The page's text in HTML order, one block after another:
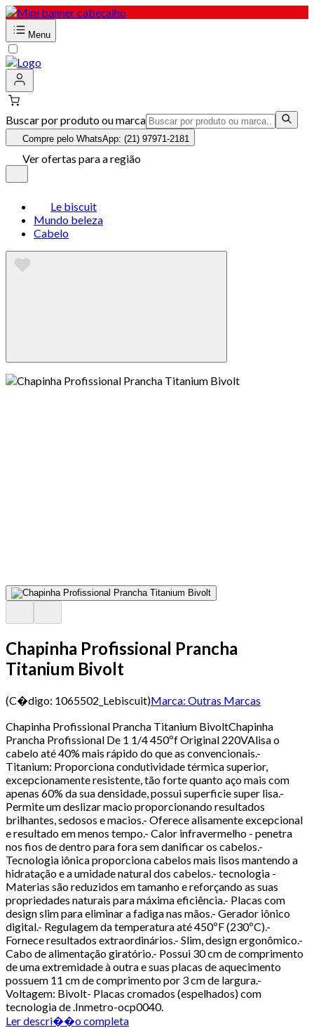
Menu
Buscar por produto ou marca
Compre pelo WhatsApp: (21) 97971-2181
Ver ofertas para a região
Le biscuit
Mundo beleza
Cabelo
Chapinha Profissional Prancha
Titanium Bivolt
(C�digo: 1065502_Lebiscuit)Marca: Outras Marcas
Chapinha Profissional Prancha Titanium BivoltChapinha
Prancha Profissional De 1 1/4 450ºf Original 220VAlisa o
cabelo até 40% mais rápido do que as convencionais.-
Titanium: Proporciona condutividade térmica superior,
excepcionamente resistente, tão forte quanto aço mais com
apenas 60% da sua densidade, possui superficie super lisa.-
Permite um deslizar macio proporcionando resultados
brilhantes, sedosos e macios.- Oferece alisamente excepcional
e resultado em menos tempo.- Calor infravermelho - penetra
nos fios de dentro para fora sem danificar os cabelos.-
Tecnologia iônica proporciona cabelos mais lisos mantendo a
hidratação e a umidade natural dos cabelos.- tecnologia -
Materias são reduzidos em tamanho e reforçando as suas
propriedades naturais para máxima eficiência.- Placas com
design slim para eliminar a fadiga nas mãos.- Gerador iônico
digital.- Regulagem da temperatura até 450ºF (230ºC).-
Fornece resultados extraordinários.- Slim, design ergonômico.-
Cabo de alimentação giratório.- Possui 30 cm de comprimento
de uma extremidade à outra e suas placas de aquecimento
possuem 11 cm de comprimento por 3 cm de largura.-
Voltagem: Bivolt- Placas cromados (espelhados) com
tecnologia de .Inmetro-ocp0040.
Ler descri��o completa